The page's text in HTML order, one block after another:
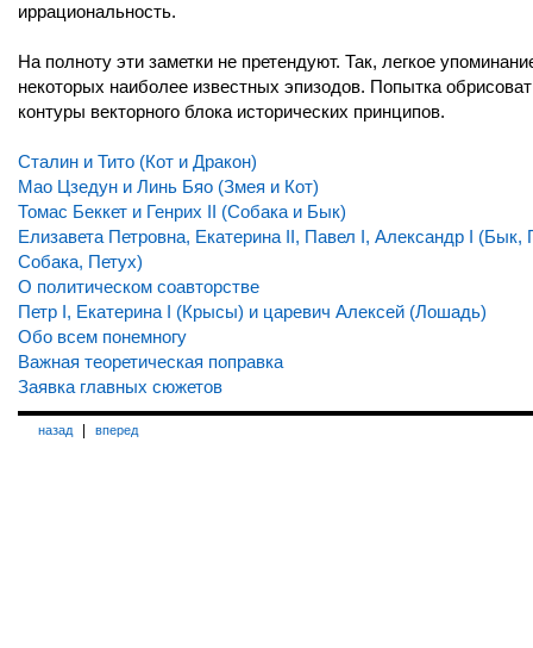
иррациональность.
На полноту эти заметки не претендуют. Так, легкое
некоторых наиболее известных эпизодов. Попытка
контуры векторного блока исторических принципов.
Сталин и Тито (Кот и Дракон)
Мао Цзедун и Линь Бяо (Змея и Кот)
Томас Беккет и Генрих II (Собака и Бык)
Елизавета Петровна, Екатерина II, Павел I, Александр I (Бык,
Собака, Петух)
О политическом соавторстве
Петр I, Екатерина I (Крысы) и царевич Алексей (Лошадь)
Обо всем понемногу
Важная теоретическая поправка
Заявка главных сюжетов
назад вперед